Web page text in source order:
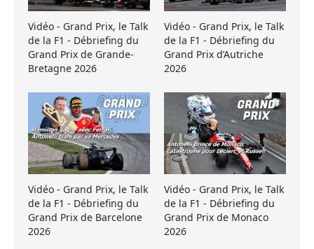
Vidéo - Grand Prix, le Talk
de la F1 - Débriefing du
Grand Prix de Grande-
Bretagne 2026
Vidéo - Grand Prix, le Talk
de la F1 - Débriefing du
Grand Prix d’Autriche
2026
Vidéo - Grand Prix, le Talk
de la F1 - Débriefing du
Grand Prix de Barcelone
2026
Vidéo - Grand Prix, le Talk
de la F1 - Débriefing du
Grand Prix de Monaco
2026